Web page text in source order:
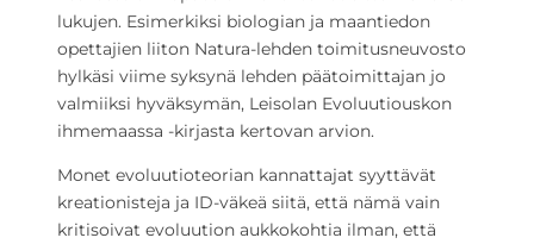
lukujen. Esimerkiksi biologian ja maantiedon
opettajien liiton Natura-lehden toimitusneuvosto
hylkäsi viime syksynä lehden päätoimittajan jo
valmiiksi hyväksymän, Leisolan Evoluutiouskon
ihmemaassa -kirjasta kertovan arvion.
Monet evoluutioteorian kannattajat syyttävät
kreationisteja ja ID-väkeä siitä, että nämä vain
kritisoivat evoluution aukkokohtia ilman, että